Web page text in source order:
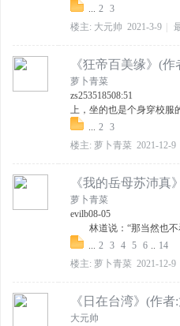
... 2 3
楼主: 大元帅 2021-3-9
《狂帝百美缘》(
萝卜青菜
zs253518508:51
上，坐的也是个身穿校服
... 2 3
楼主: 萝卜青菜 2021-12-9
《我的岳母苏沛真
萝卜青菜
evilb08-05
林道说：“那当然也不
... 2 3 4 5 6 .. 14
楼主: 萝卜青菜 2021-12-9
《日在台湾》(作
大元帅